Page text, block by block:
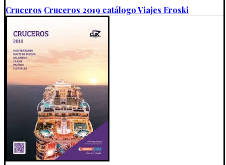
Cruceros Cruceros 2019 catálogo Viajes Eroski